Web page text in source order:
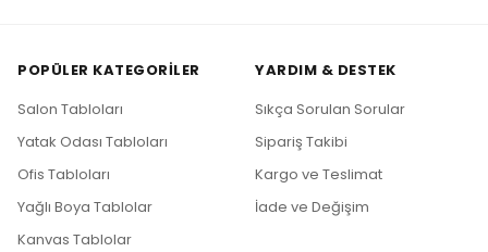
POPÜLER KATEGORILER
Salon Tabloları
Yatak Odası Tabloları
Ofis Tabloları
Yağlı Boya Tablolar
Kanvas Tablolar
YARDIM & DESTEK
Sıkça Sorulan Sorular
Sipariş Takibi
Kargo ve Teslimat
İade ve Değişim